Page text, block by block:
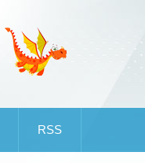
RSS